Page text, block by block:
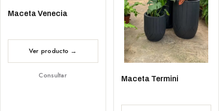
Maceta Venecia
Consultar Maceta Termini